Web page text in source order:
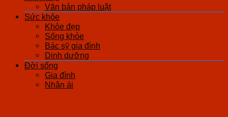
Văn bản pháp luật
Sức khỏe
Khỏe đẹp
Sống khỏe
Bác sỹ gia đình
Dinh dưỡng
Đời sống
Gia đình
Nhân ái